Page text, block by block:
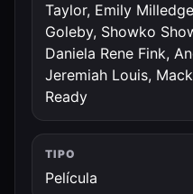
Taylor, Emily
Goleby, Showko
Daniela Rene Fink,
Jeremiah Louis,
Ready
TIPO
Película